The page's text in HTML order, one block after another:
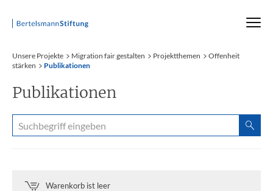
Startseite
Unsere Projekte Migration fair gestalten Projektthemen
Offenheit
stärken
Publikationen
Publikationen
Warenkorb ist leer